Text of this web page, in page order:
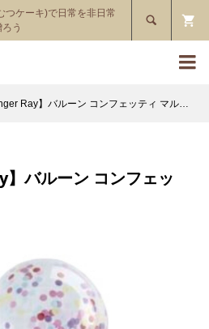
つケーキ)で日常を非日常
う


Ray】バルーン コンフェッティ マルチカラー
バルーン コンフェッ